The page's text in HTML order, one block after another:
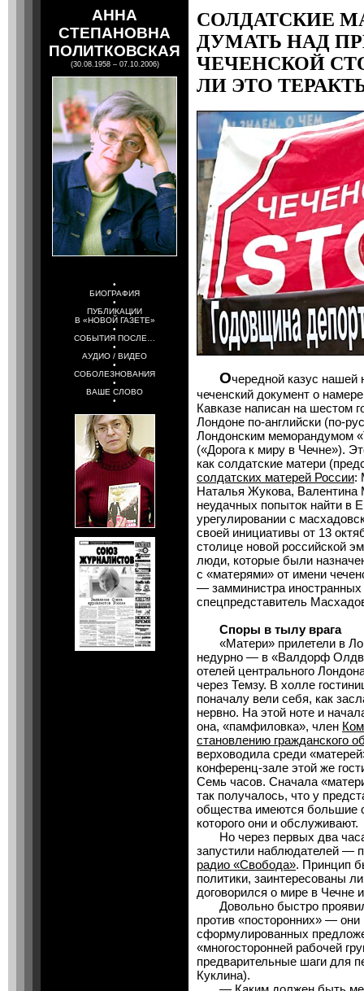
АННА
СТЕПАНОВНА
ПОЛИТКОВСКАЯ
(30.08.1958 – 07.10.2006)
•
БИОГРАФИЯ
•
ПУБЛИКАЦИИ
В «НОВОЙ ГАЗЕТЕ»
•
СОБЫТИЯ ПОСЛЕ…
•
АУДИО / ВИДЕО
•
СОБОЛЕЗНОВАНИЯ
•
ВАШЕ СЛОВО
•
СОЛДАТСКИЕ
ДУМАТЬ НАД
ЧЕЧЕНСКОЙ
ЛИ ЭТО
Очередной казус нашей
чеченский документ о
Кавказе написан на шестом
Лондоне по-английски (по-
Лондонским меморандумом
(«Дорога к миру в Чечне»).
как солдатские матери
солдатских матерей России:
Наталья Жукова, Валентина
неудачных попыток найти в
урегулировании с
своей инициативы от 13
столице новой российской
люди, которые были
с «матерями» от имени
— замминистра
спецпредставитель
Споры в тылу врага
«Матери» прилетели в
недурно — в «Валдорф
отелей центрального
через Темзу. В холле
поначалу вели себя, как
нервно. На этой ноте и
она, «памфиловка», член
становлению гражданского
верховодила среди
конференц-зале этой же
Семь часов. Сначала
так получалось, что у
общества имеются большие
которого они и обслуживают.
Но через первых два
запустили наблюдателей —
радио «Свобода». Принцип
политики, заинтересованы
договорился о мире в Чечне
Довольно быстро
против «посторонних» —
сформулированных
«многосторонней рабочей
предварительные шаги для
Куклина).